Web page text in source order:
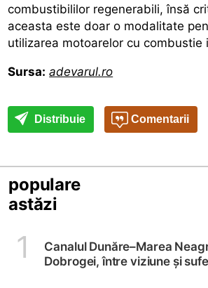
combustibililor regenerabili, însă
aceasta este doar o modalitate
utilizarea motoarelor cu combustie
Sursa: adevarul.ro
Distribuie Comentarii
populare
astăzi
1
Canalul Dunăre–Marea
Dobrogei, între viziune și